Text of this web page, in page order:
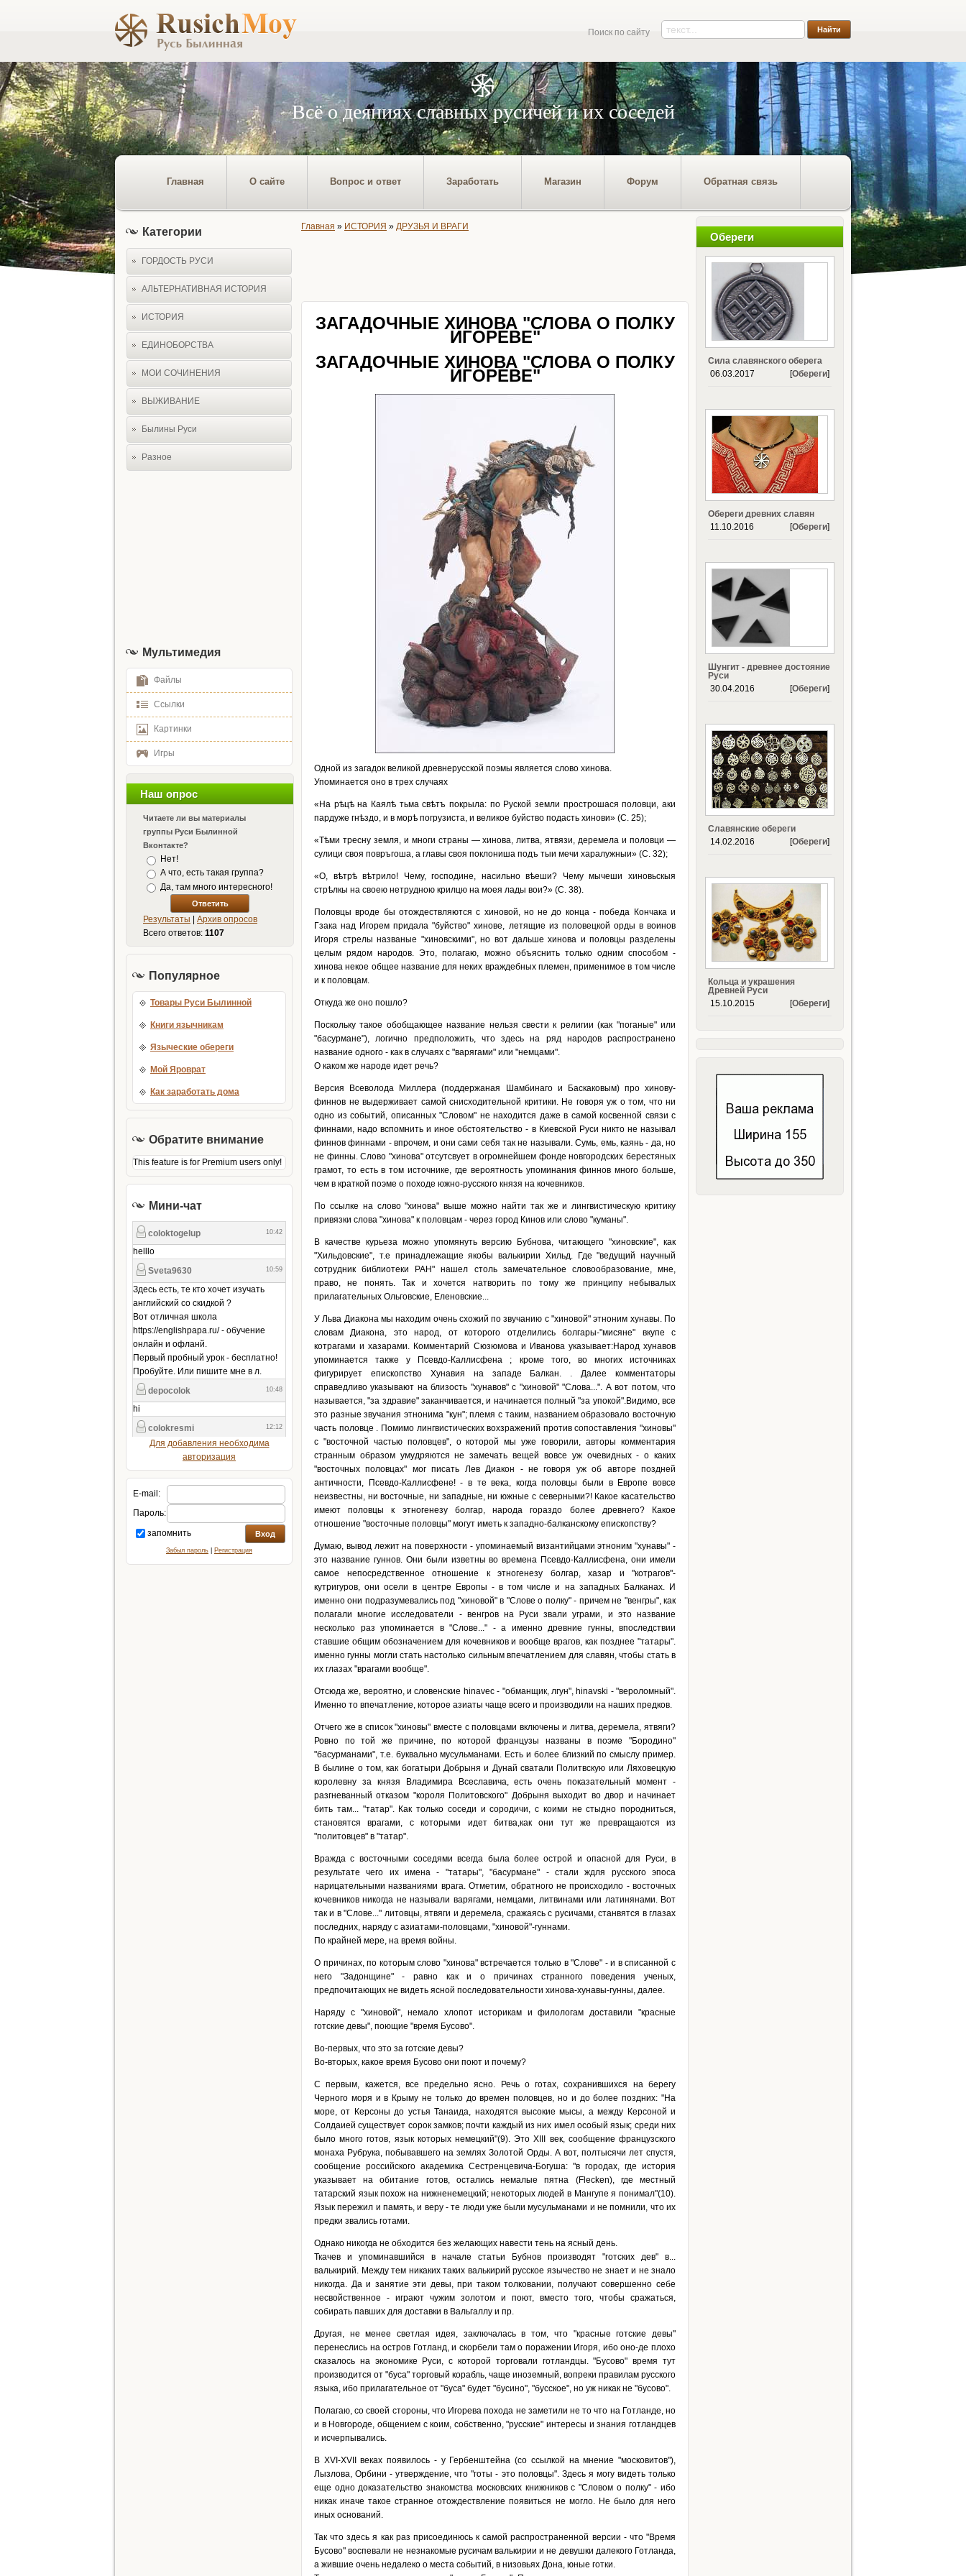
Поиск по сайту
Всё о деяниях славных русичей и их соседей
Главная О сайте Вопрос и ответ Заработать Магазин Форум Обратная связь
Категории
ГОРДОСТЬ РУСИ
АЛЬТЕРНАТИВНАЯ ИСТОРИЯ
ИСТОРИЯ
ЕДИНОБОРСТВА
МОИ СОЧИНЕНИЯ
ВЫЖИВАНИЕ
Былины Руси
Разное
Мультимедия
Файлы
Ссылки
Картинки
Игры
Наш опрос
Читаете ли вы материалы
группы Руси Былинной
Вконтакте?
Нет!
А что, есть такая группа?
Да, там много интересного!
Результаты
Архив опросов
Всего ответов: 1107
Популярное
Товары Руси Былинной
Книги язычникам
Языческие обереги
Мой Яроврат
Как заработать дома
Обратите внимание
This feature is for Premium users only!
Мини-чат
Для добавления необходима
авторизация
E-mail:
Пароль:
запомнить
Забыл пароль Регистрация
Главная » ИСТОРИЯ » ДРУЗЬЯ И ВРАГИ
ЗАГАДОЧНЫЕ ХИНОВА "СЛОВА О ПОЛКУ
ИГОРЕВЕ"
ЗАГАДОЧНЫЕ ХИНОВА "СЛОВА О ПОЛКУ
ИГОРЕВЕ"
Одной из загадок великой древнерусской поэмы является слово хинова.
Упоминается оно в трех случаях
«На рѣцѣ на Каялѣ тьма свѣтъ покрыла: по Руской земли прострошася половци, аки
пардуже гнѣздо, и в морѣ погрузиста, и великое буйство подасть хинови» (С. 25);
«Тѣми тресну земля, и многи страны — хинова, литва, ятвязи, деремела и половци —
сулици своя повръгоша, а главы своя поклониша подъ тыи мечи харалужныи» (С. 32);
«О, вѣтрѣ вѣтрило! Чему, господине, насильно вѣеши? Чему мычеши хиновьскыя
стрѣлкы на своею нетрудною крилцю на моея лады вои?» (С. 38).
Половцы вроде бы отождествляются с хиновой, но не до конца - победа Кончака и
Гзака над Игорем придала "буйство" хинове, летящие из половецкой орды в воинов
Игоря стрелы названые "хиновскими", но вот дальше хинова и половцы разделены
целым рядом народов. Это, полагаю, можно объяснить только одним способом -
хинова некое общее название для неких враждебных племен, применимое в том числе
и к половцам.
Откуда же оно пошло?
Поскольку такое обобщающее название нельзя свести к религии (как "поганые" или
"басурмане"), логично предположить, что здесь на ряд народов распространено
название одного - как в случаях с "варягами" или "немцами".
О каком же народе идет речь?
Версия Всеволода Миллера (поддержаная Шамбинаго и Баскаковым) про хинову-
финнов не выдерживает самой снисходительной критики. Не говоря уж о том, что ни
одно из событий, описанных "Словом" не находится даже в самой косвенной связи с
финнами, надо вспомнить и иное обстоятельство - в Киевской Руси никто не называл
финнов финнами - впрочем, и они сами себя так не называли. Сумь, емь, каянь - да, но
не финны. Слово "хинова" отсутсвует в огромнейшем фонде новгородских берестяных
грамот, то есть в том источнике, где вероятность упоминания финнов много больше,
чем в краткой поэме о походе южно-русского князя на кочевников.
По ссылке на слово "хинова" выше можно найти так же и лингвистическую критику
привязки слова "хинова" к половцам - через город Кинов или слово "куманы".
В качестве курьеза можно упомянуть версию Бубнова, читающего "хиновские", как
"Хильдовские", т.е принадлежащие якобы валькирии Хильд. Где "ведущий научный
сотрудник библиотеки РАН" нашел столь замечательное словообразование, мне,
право, не понять. Так и хочется натворить по тому же принципу небывалых
прилагательных Ольговские, Еленовские...
У Льва Диакона мы находим очень схожий по звучанию с "хиновой" этноним хунавы. По
словам Диакона, это народ, от которого отделились болгары-"мисяне" вкупе с
котрагами и хазарами. Комментарий Сюзюмова и Иванова указывает:Народ хунавов
упоминается также у Псевдо-Каллисфена ; кроме того, во многих источниках
фигурирует епископство Хунавия на западе Балкан. . Далее комментаторы
справедливо указывают на близость "хунавов" с "хиновой" "Слова...". А вот потом, что
называется, "за здравие" заканчивается, и начинается полный "за упокой".Видимо, все
это разные звучания этнонима "кун"; племя с таким, названием образовало восточную
часть половце . Помимо лингвистических вохзражений против сопоставления "хиновы"
с "восточной частью половцев", о которой мы уже говорили, авторы комментария
странным образом умудряются не замечать вещей вовсе уж очевидных - о каких
"восточных половцах" мог писать Лев Диакон - не говоря уж об авторе поздней
античности, Псевдо-Каллисфене! - в те века, когда половцы были в Европе вовсе
неизвестны, ни восточные, ни западные, ни южные с северными?! Какое касательство
имеют половцы к этногенезу болгар, народа гораздо более древнего? Какое
отношение "восточные половцы" могут иметь к западно-балканскому епископству?
Думаю, вывод лежит на поверхности - упоминаемый византийцами этноним "хунавы" -
это название гуннов. Они были изветны во времена Псевдо-Каллисфена, они имели
самое непосредственное отношение к этногенезу болгар, хазар и "котрагов"-
кутригуров, они осели в центре Европы - в том числе и на западных Балканах. И
именно они подразумевались под "хиновой" в "Слове о полку" - причем не "венгры", как
полагали многие исследователи - венгров на Руси звали уграми, и это название
несколько раз упоминается в "Слове..." - а именно древние гунны, впоследствии
ставшие общим обозначением для кочевников и вообще врагов, как позднее "татары".
именно гунны могли стать настолько сильным впечатлением для славян, чтобы стать в
их глазах "врагами вообще".
Отсюда же, вероятно, и словенские hinavec - "обманщик, лгун", hinavski - "вероломный".
Именно то впечатление, которое азиаты чаще всего и производили на наших предков.
Отчего же в список "хиновы" вместе с половцами включены и литва, деремела, ятвяги?
Ровно по той же причине, по которой французы названы в поэме "Бородино"
"басурманами", т.е. буквально мусульманами. Есть и более близкий по смыслу пример.
В былине о том, как богатыри Добрыня и Дунай сватали Политвскую или Ляховецкую
королевну за князя Владимира Всеславича, есть очень показательный момент -
разгневанный отказом "короля Политовского" Добрыня выходит во двор и начинает
бить там... "татар". Как только соседи и сородичи, с коими не стыдно породниться,
становятся врагами, с которыми идет битва,как они тут же превращаются из
"политовцев" в "татар".
Вражда с восточными соседями всегда была более острой и опасной для Руси, в
результате чего их имена - "татары", "басурмане" - стали ждля русского эпоса
нарицательными названиями врага. Отметим, обратного не происходило - восточных
кочевников никогда не называли варягами, немцами, литвинами или латинянами. Вот
так и в "Слове..." литовцы, ятвяги и деремела, сражаясь с русичами, станвятся в глазах
последних, наряду с азиатами-половцами, "хиновой"-гуннами.
По крайней мере, на время войны.
О причинах, по которым слово "хинова" встречается только в "Слове" - и в списанной с
него "Задонщине" - равно как и о причинах странного поведения ученых,
предпочитающих не видеть ясной последовательности хинова-хунавы-гунны, далее.
Наряду с "хиновой", немало хлопот историкам и филологам доставили "красные
готские девы", поющие "время Бусово".
Во-первых, что это за готские девы?
Во-вторых, какое время Бусово они поют и почему?
С первым, кажется, все предельно ясно. Речь о готах, сохранившихся на берегу
Черного моря и в Крыму не только до времен половцев, но и до более поздних: "На
море, от Керсоны до устья Танаида, находятся высокие мысы, а между Керсоной и
Солдаией существует сорок замков; почти каждый из них имел особый язык; среди них
было много готов, язык которых немецкий"(9). Это XIII век, сообщение французского
монаха Рубрука, побывавшего на землях Золотой Орды. А вот, полтысячи лет спустя,
сообщение российского академика Сестренцевича-Богуша: "в городах, где история
указывает на обитание готов, остались немалые пятна (Flecken), где местный
татарский язык похож на нижненемецкий; некоторых людей в Мангупе я понимал"(10).
Язык пережил и память, и веру - те люди уже были мусульманами и не помнили, что их
предки звались готами.
Однако никогда не обходится без желающих навести тень на ясный день.
Ткачев и упоминавшийся в начале статьи Бубнов производят "готских дев" в...
валькирий. Между тем никаких таких валькирий русское язычество не знает и не знало
никогда. Да и занятие эти девы, при таком толковании, получают совершенно себе
несвойственное - играют чужим золотом и поют, вместо того, чтобы сражаться,
собирать павших для доставки в Вальгаллу и пр.
Другая, не менее светлая идея, заключалась в том, что "красные готские девы"
перенеслись на остров Готланд, и скорбели там о поражении Игоря, ибо оно-де плохо
сказалось на экономике Руси, с которой торговали готландцы. "Бусово" время тут
производится от "буса" торговый корабль, чаще иноземный, вопреки правилам русского
языка, ибо прилагательное от "буса" будет "бусино", "бусское", но уж никак не "бусово".
Полагаю, со своей стороны, что Игорева похода не заметили не то что на Готланде, но
и в Новгороде, общением с коим, собственно, "русские" интересы и знания готландцев
и исчерпывались.
В XVI-XVII веках появилось - у Гербенштейна (со ссылкой на мнение "московитов"),
Лызлова, Орбини - утверждение, что "готы - это половцы". Здесь я могу видеть только
еще одно доказательство знакомства московских книжников с "Словом о полку" - ибо
никак иначе такое странное отождествление появиться не могло. Не было для него
иных оснований.
Так что здесь я как раз присоединюсь к самой распространенной версии - что "Время
Бусово" воспевали не незнакомые русичам валькирии и не девушки далекого Готланда,
а жившие очень недалеко о места событий, в низовьях Дона, юные готки.
Обереги
Сила славянского оберега
06.03.2017
[Обереги]
Обереги древних славян
11.10.2016
[Обереги]
Шунгит - древнее достояние
Руси
30.04.2016
[Обереги]
Славянские обереги
14.02.2016
[Обереги]
Кольца и украшения
Древней Руси
15.10.2015
[Обереги]